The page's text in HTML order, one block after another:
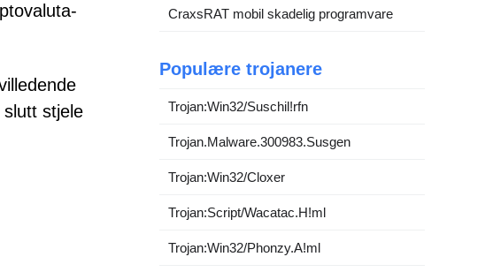
stjele
CraxsRAT mobil skadelig programvare
Populære trojanere
Trojan:Win32/Suschil!rfn
Trojan.Malware.300983.Susgen
Trojan:Win32/Cloxer
Trojan:Script/Wacatac.H!ml
Trojan:Win32/Phonzy.A!ml